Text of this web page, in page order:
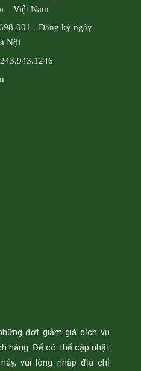
– Việt Nam
001 - Đăng ký ngày
Nội
đợt giảm giá dịch vụ
hàng. Để có thể cập nhật
vui lòng nhập địa chỉ